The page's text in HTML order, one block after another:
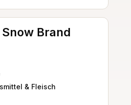
Brand
& Fleisch